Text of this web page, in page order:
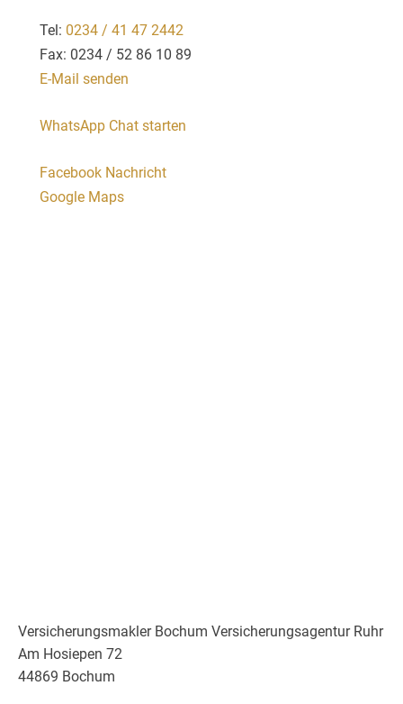
Tel: 0234 / 41 47 2442
Fax: 0234 / 52 86 10 89
E-Mail senden
WhatsApp Chat starten
Facebook Nachricht
Google Maps
Versicherungsmakler Bochum Versicherungsagentur Ruhr
Am Hosiepen 72
44869 Bochum